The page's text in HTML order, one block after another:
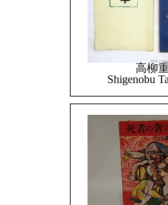
高柳
Shigenobu